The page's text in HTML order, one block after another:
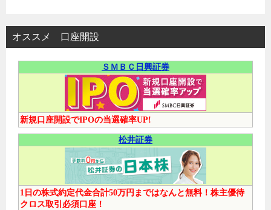
オススメ 口座開設
ＳＭＢＣ日興証券
新規口座開設でIPOの当選確率UP!
松井証券
1日の株式約定代金合計50万円まではなんと無料！株主優待
クロス取引必須口座！